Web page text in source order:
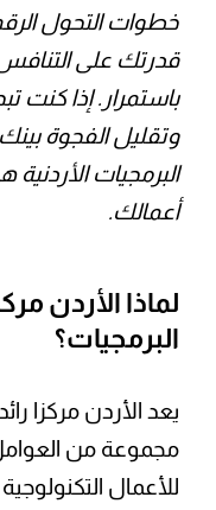
خطوات التحول
قدرتك على
باستمرار. إذا
وتقليل الفجوة
البرمجيات
أعمالك.
لماذا الأردن
البرمجيات؟
يعد الأردن مركزا
مجموعة من العوامل
للأعمال